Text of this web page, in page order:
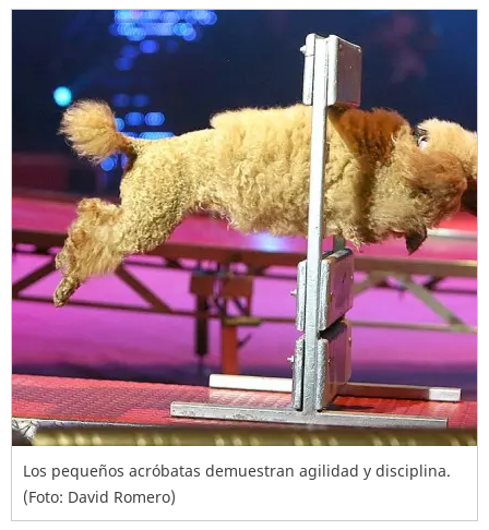
Los pequeños acróbatas demuestran agilidad y disciplina.
(Foto: David Romero)